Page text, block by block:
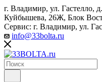
г. Владимир, ул. Гастелло,
Куйбышева, 26Ж, Блок
Сервис: г. Владимир, ул.
info@33bolta.ru